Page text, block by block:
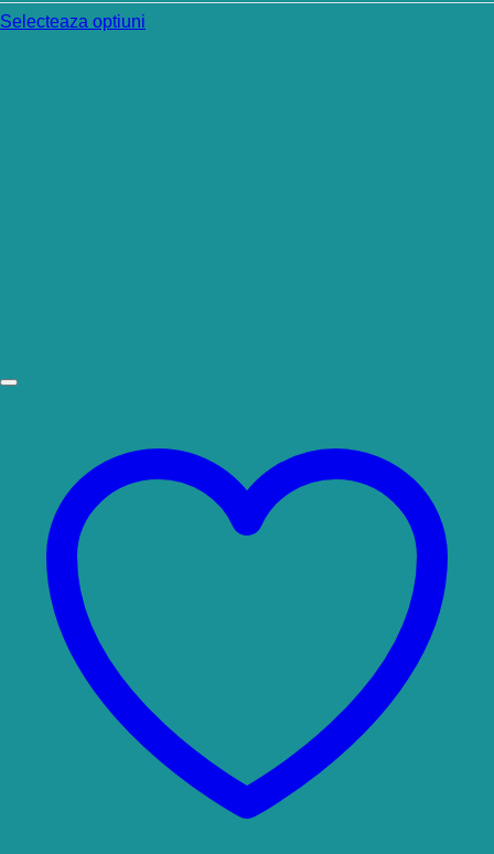
Selecteaza optiuni